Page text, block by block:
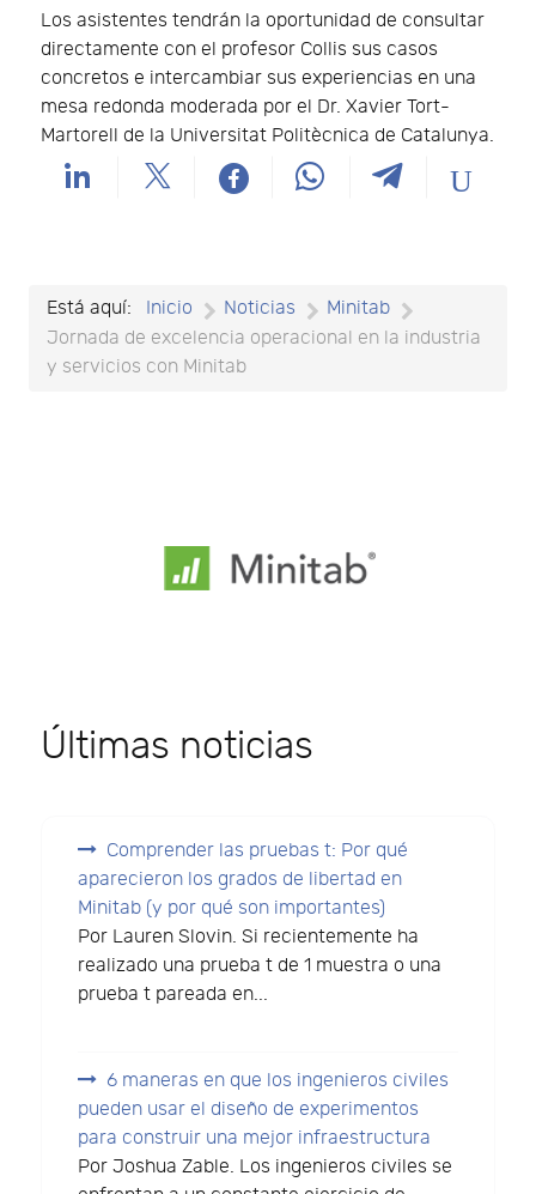
Los asistentes tendrán la oportunidad de consultar
directamente con el profesor Collis sus casos
concretos e intercambiar sus experiencias en una
mesa redonda moderada por el Dr. Xavier Tort-
Martorell de la Universitat Politècnica de Catalunya.
Está aquí: Inicio Noticias
Minitab
Jornada de excelencia operacional en la industria
y servicios con Minitab
Últimas noticias
Comprender las pruebas t: Por qué
aparecieron los grados de libertad en
Minitab (y por qué son importantes)
Por Lauren Slovin. Si recientemente ha
realizado una prueba t de 1 muestra o una
prueba t pareada en...
6 maneras en que los ingenieros civiles
pueden usar el diseño de experimentos
para construir una mejor infraestructura
Por Joshua Zable. Los ingenieros civiles se